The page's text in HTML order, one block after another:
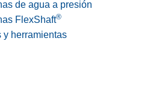
de agua a presión
FlexShaft®
y herramientas